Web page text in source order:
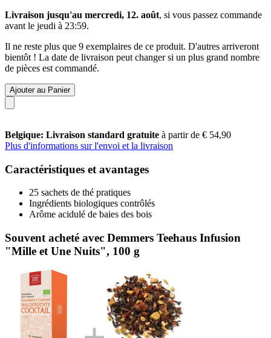
Livraison jusqu'au mercredi, 12. août, si vous passez commande
avant le jeudi à 23:59.
Il ne reste plus que 9 exemplaires de ce produit. D'autres arriveront
bientôt ! La date de livraison peut changer si un plus grand nombre
de pièces est commandé.
Ajouter au Panier
Belgique: Livraison standard gratuite à partir de € 54,90
Plus d'informations sur l'envoi et la livraison
Caractéristiques et avantages
25 sachets de thé pratiques
Ingrédients biologiques contrôlés
Arôme acidulé de baies des bois
Souvent acheté avec Demmers Teehaus Infusion
"Mille et Une Nuits", 100 g